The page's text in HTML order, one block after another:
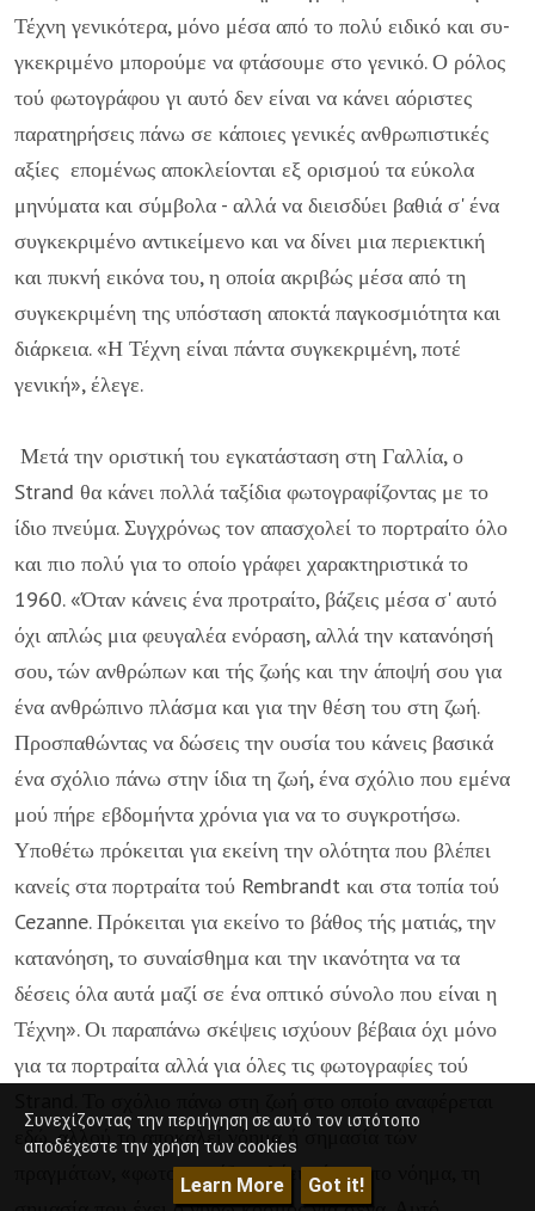
Τέχνη γενικό­τερα, μόνο μέσα από το πολύ ειδικό και συ­
γκεκριμένο μπορούμε να φτάσουμε στο γε­νικό. Ο ρόλος
τού φωτογράφου γι αυτό δεν είναι να κάνει αόριστες
παρατηρήσεις πά­νω σε κάποιες γενικές ανθρωπιστικές
αξίες επομένως αποκλείονται εξ ορισμού τα εύκολα
μηνύματα και σύμβολα - αλλά να διεισδύει βαθιά σ' ένα
συγκεκριμένο αντικείμενο και να δίνει μια περιεκτική
και πυ­κνή εικόνα του, η οποία ακριβώς μέσα από τη
συγκεκριμένη της υπόσταση αποκτά πα­γκοσμιότητα και
διάρκεια. «Η Τέχνη είναι πάντα συγκεκριμένη, ποτέ
γενική», έλεγε.
Μετά την οριστική του εγκατάσταση στη Γαλλία, ο
Strand θα κάνει πολλά ταξίδια φωτογραφίζοντας με το
ίδιο πνεύμα. Συγχρόνως τον απασχολεί το πορτραίτο όλο
και πιο πολύ για το οποίο γράφει χα­ρακτηριστικά το
1960. «Όταν κάνεις ένα προτραίτο, βάζεις μέσα σ' αυτό
όχι απλώς μια φευγαλέα ενόραση, αλλά την κατανόησή
σου, τών ανθρώπων και τής ζωής και την άποψή σου για
ένα ανθρώπινο πλάσμα και για την θέση του στη ζωή.
Προσπα­θώντας να δώσεις την ουσία του κάνεις βα­σικά
ένα σχόλιο πάνω στην ίδια τη ζωή, ένα σχόλιο που εμένα
μού πήρε εβδομήντα χρόνια για να το συγκροτήσω.
Υποθέτω πρόκειται για εκείνη την ολότητα που βλέ­πει
κανείς στα πορτραίτα τού Rembrandt και στα τοπία τού
Cezanne. Πρόκειται για εκείνο το βάθος τής ματιάς, την
κατανόηση, το συναίσθημα και την ικανότητα να τα
δέσεις όλα αυτά μαζί σε ένα οπτικό σύνολο που είναι η
Τέχνη». Οι παρα­πάνω σκέψεις ισχύουν βέβαια όχι μόνο
για τα πορτραίτα αλλά για όλες τις φω­τογραφίες τού
εδώ, αλ­λού το αποκαλεί νόημα ή σημασία τών
πραγμάτων, «φωτογραφίζεις, λέει κάπου, το νόημα, τη
Συνεχίζοντας την περιήγηση σε αυτό τον ιστότοπο
αποδέχεστε την χρήση των cookies
Learn More Got it!